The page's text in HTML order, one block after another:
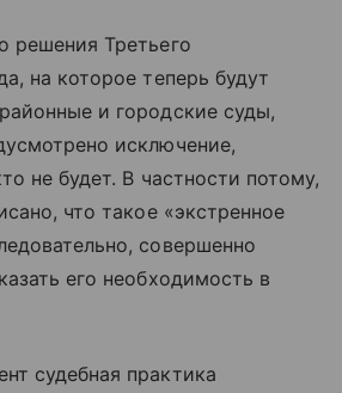
решения Третьего
на которое теперь будут
и городские суды,
исключение,
не будет. В частности потому,
что такое «экстренное
совершенно
его необходимость в
судебная практика